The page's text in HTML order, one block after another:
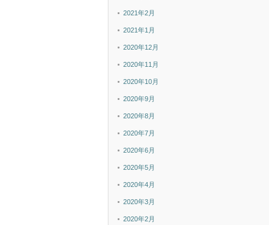
2021年2月
2021年1月
2020年12月
2020年11月
2020年10月
2020年9月
2020年8月
2020年7月
2020年6月
2020年5月
2020年4月
2020年3月
2020年2月